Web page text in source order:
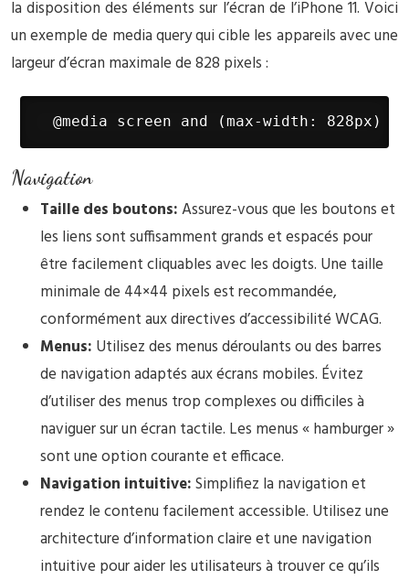
la disposition des éléments sur l’écran de l’iPhone 11. Voici
un exemple de media query qui cible les appareils avec une
largeur d’écran maximale de 828 pixels :
@media screen and (max-width:
Navigation
Taille des boutons:Assurez-vous que les boutons et
les liens sont suffisamment grands et espacés pour
être facilement cliquables avec les doigts. Une taille
minimale de 44×44 pixels est recommandée,
conformément aux directives d’accessibilité WCAG.
Menus: Utilisez des menus déroulants ou des barres
de navigation adaptés aux écrans mobiles. Évitez
d’utiliser des menus trop complexes ou difficiles à
naviguer sur un écran tactile. Les menus « hamburger »
sont une option courante et efficace.
Navigation intuitive:Simplifiez la navigation et
rendez le contenu facilement accessible. Utilisez une
architecture d’information claire et une navigation
intuitive pour aider les utilisateurs à trouver ce qu’ils